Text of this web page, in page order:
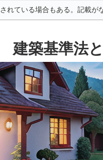
れている場合もある。記載が
建築基準法